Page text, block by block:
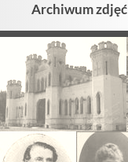
Archiwum zdjęć